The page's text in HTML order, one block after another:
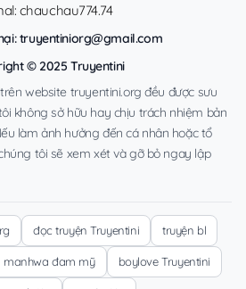
chauchau774.74
truyentiniorg@gmail.com
© 2025 Truyentini
website truyentini.org đều được sưu
không sở hữu hay chịu trách nhiệm bản
làm ảnh hưởng đến cá nhân hoặc tổ
tôi sẽ xem xét và gỡ bỏ ngay lập
đọc truyện Truyentini truyện bl
manhwa đam mỹ boylove Truyentini